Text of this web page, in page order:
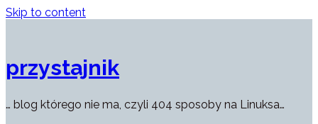
Skip to content
przystajnik
… blog którego nie ma, czyli 404 sposoby na Linuksa…